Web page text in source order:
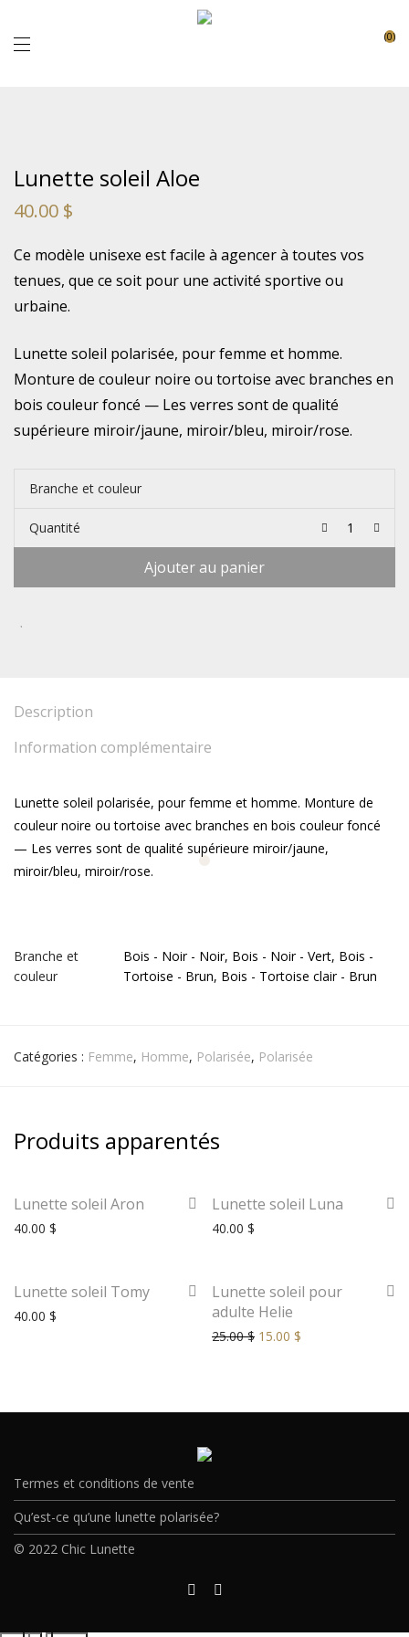
0
Lunette soleil Aloe
40.00 $
Ce modèle unisexe est facile à agencer à toutes vos
tenues, que ce soit pour une activité sportive ou
urbaine.
Lunette soleil polarisée, pour femme et homme.
Monture de couleur noire ou tortoise avec branches en
bois couleur foncé — Les verres sont de qualité
supérieure miroir/jaune, miroir/bleu, miroir/rose.
Branche et couleur
Quantité
Ajouter au panier
Description
Information complémentaire
Lunette soleil polarisée, pour femme et homme. Monture de
couleur noire ou tortoise avec branches en bois couleur foncé
— Les verres sont de qualité supérieure miroir/jaune,
miroir/bleu, miroir/rose.
Branche et
couleur
Bois - Noir - Noir, Bois - Noir - Vert, Bois -
Tortoise - Brun, Bois - Tortoise clair - Brun
Catégories : Femme, Homme, Polarisée, Polarisée
Produits apparentés
Lunette soleil Aron
40.00 $
Lunette soleil Luna
40.00 $
Lunette soleil Tomy
40.00 $
Lunette soleil pour
adulte Helie
25.00$ 15.00 $
Termes et conditions de vente
Qu’est-ce qu’une lunette polarisée?
© 2022 Chic Lunette